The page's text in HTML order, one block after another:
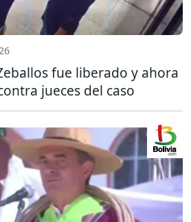
fue liberado y ahora
jueces del caso